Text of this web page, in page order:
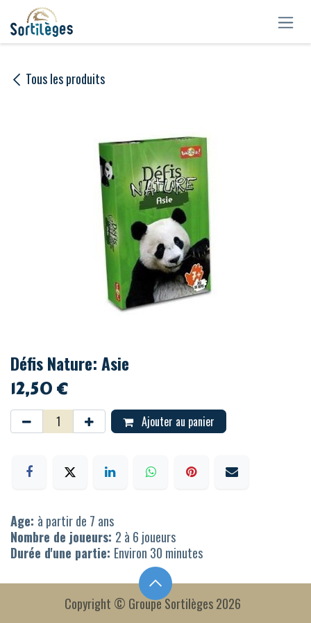
Se rendre au contenu
Tous les produits
Défis Nature: Asie
12,50€
Ajouter au panier
Age: à partir de 7 ans
Nombre de joueurs: 2 à 6 joueurs
Durée d'une partie: Environ 30 minutes
Copyright © Groupe Sortilèges 2026